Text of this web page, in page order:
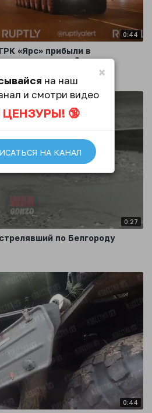
0:44
«Ярс» прибыли в
к параду 9 мая
0:27
по Белгороду
0:44
×
на наш
и смотри видео
ЦЕНЗУРЫ! 🔞
НА КАНАЛ